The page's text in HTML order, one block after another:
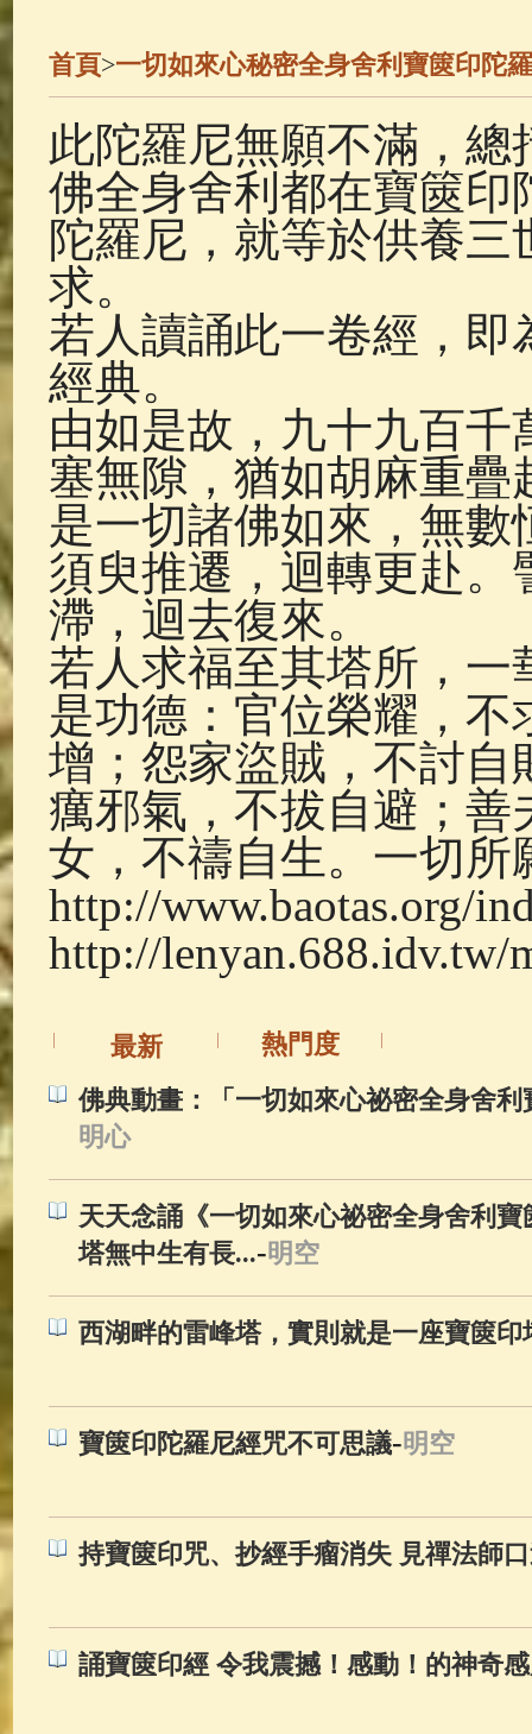
善財童子五十三參 (57) 觀世音
佛典故事(37) 佛說療痔(腫瘤)
首頁>一切如來心秘密全身舍利寶篋印陀
此陀羅尼無願不滿，
佛全身舍利都在寶篋
陀羅尼，就等於供養
求。
若人讀誦此一卷經，
經典。
由如是故，九十九百
塞無隙，猶如胡麻重
是一切諸佛如來，無
須臾推遷，迴轉更赴
滯，迴去復來。
若人求福至其塔所，
是功德：官位榮耀，
增；怨家盜賊，不討
癘邪氣，不拔自避；
女，不禱自生。一切所
http://www.baotas.org/
http://lenyan.688.idv.tw/
最新
熱門度
佛典動畫：「一切如來心祕密全身舍
明心
天天念誦《一切如來心祕密全身舍利
塔無中生有長...-明空
西湖畔的雷峰塔，實則就是一座寶篋印
寶篋印陀羅尼經咒不可思議-明空
持寶篋印咒、抄經手瘤消失 見禪法師
誦寶篋印經 令我震撼！感動！的神奇